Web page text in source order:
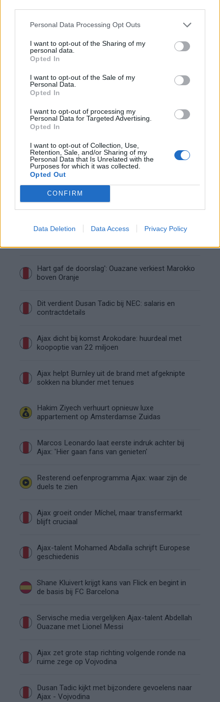
Personal Data Processing Opt Outs
I want to opt-out of the Sharing of my
personal data.
Opted In
I want to opt-out of the Sale of my
Personal Data.
Opted In
I want to opt-out of processing my
Personal Data for Targeted Advertising.
Opted In
I want to opt-out of Collection, Use,
Retention, Sale, and/or Sharing of my
Personal Data that Is Unrelated with the
Purposes for which it was collected.
Opted Out
CONFIRM
Data Deletion Data Access Privacy Policy
Zelfs nu hij bij Twente tekent, blijft Ajax onderdeel van het
Hij kijkt er niet meer met spijt naar, eerder met context. De
“Uiteindelijk kwam er een andere mooie optie in Nederland,
En precies daar eindigt zijn verhaal voorlopig: niet bij de club
weer op terugkwam.
Hoe de transferplannen van Ajax steeds duidelijker beginnen
te worden.
Ajax ziet kans schoon: strijd om Van Rooij barst
Hart gaf de doorslag': Ouazane verkiest Marokko
boven Oranje
Dit verdient Dusan Tadic bij NEC: salaris en
contractdetails
Ajax dicht bij komst Arokodare: huurdeal met
koopoptie van 22 miljoen
Ajax helpt Burnley uit de brand met afgeknipte
sokken na blunder met tenues
Hakim Ziyech verhuurt opnieuw luxe
appartement op Amsterdamse Zuidas
Marcos Leonardo laat eerste indruk achter bij
Ajax: 'Hier gaan fans van genieten'
Resterend oefenprogramma Ajax: waar zijn de
duels te zien
Ajax groeit onder Míchel, maar transfermarkt
blijft cruciaal
Ajax-talent Mohamed Abdalla schrijft Europese
geschiedenis
Shane Kluivert krijgt kans van Flick en begint in
de basis bij FC Barcelona
Servische media vergelijken Ajax-talent Abdellah
Ouazane met Lionel Messi
Ajax zet grote stap richting volgende ronde na
ruime zege op Vojvodina
Dusan Tadic kijkt met bijzondere gevoelens naar
Ajax - Vojvodina